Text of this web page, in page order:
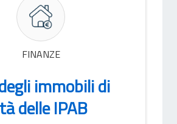
FINANZE
immobili di
delle IPAB